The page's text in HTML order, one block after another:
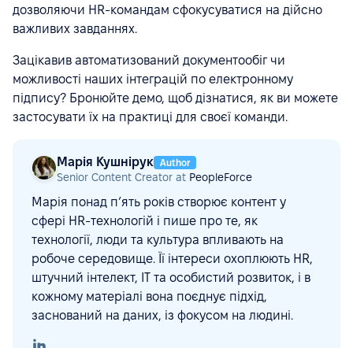
дозволяючи HR-командам сфокусуватися на дійсно
важливих завданнях.
Зацікавив автоматизований документообіг чи
можливості наших інтеграцій по електронному
підпису? Бронюйте демо, щоб дізнатися, як ви можете
застосувати їх на практиці для своєї команди.
Марія Кушнірук Author
Senior Content Creator at PeopleForce
Марія понад п’ять років створює контент у
сфері HR-технологій і пише про те, як
технології, люди та культура впливають на
робоче середовище. Її інтереси охоплюють HR,
штучний інтелект, ІТ та особистий розвиток, і в
кожному матеріалі вона поєднує підхід,
заснований на даних, із фокусом на людині.